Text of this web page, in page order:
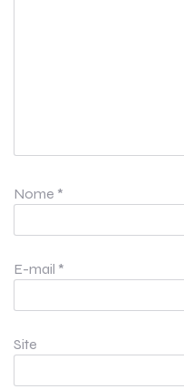
Nome *
E-mail *
Site